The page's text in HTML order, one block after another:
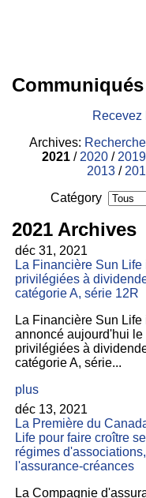
Communiqués
Recevez
Archives: Recherche
2021 / 2020 / 2019
2013 /
Catégory
2021 Archives
déc 31, 2021
La Financière Sun
privilégiées à
catégorie A, série 12R
La Financière Sun
annoncé aujourd'hui
privilégiées à
catégorie A, série...
plus
déc 13, 2021
La Première du
Life pour faire croître
régimes
l'assurance-créances
La Compagnie